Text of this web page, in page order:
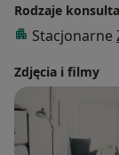
Rodzaje
Stacjonarne
Zdjęcia i filmy